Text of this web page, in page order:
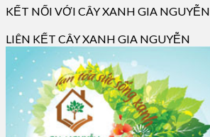
KẾT NỐI VỚI CÂY XANH GIA NGUYỄN
LIÊN KẾT CÂY XANH GIA NGUYỄN